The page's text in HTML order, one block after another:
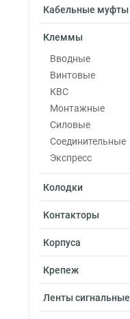
Кабельные муфты
Клеммы
Вводные
Винтовые
КВС
Монтажные
Силовые
Соединительные
Экспресс
Колодки
Контакторы
Корпуса
Крепеж
Ленты сигнальные